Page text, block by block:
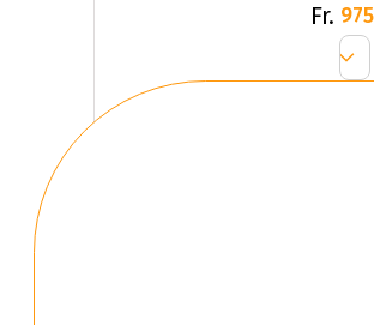
Fr.